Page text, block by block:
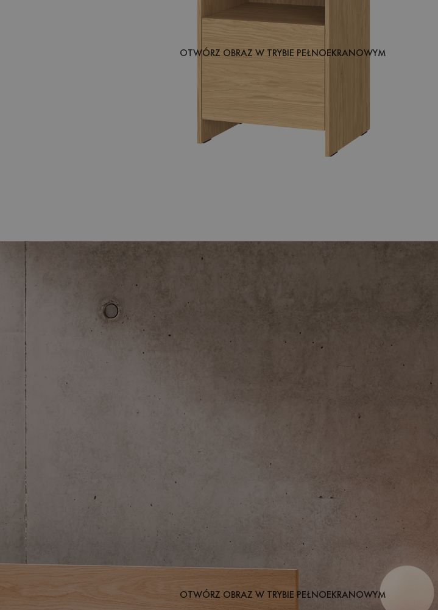
OTWÓRZ OBRAZ W TRYBIE PEŁNOEKRANOWYM
OTWÓRZ OBRAZ W TRYBIE PEŁNOEKRANOWYM